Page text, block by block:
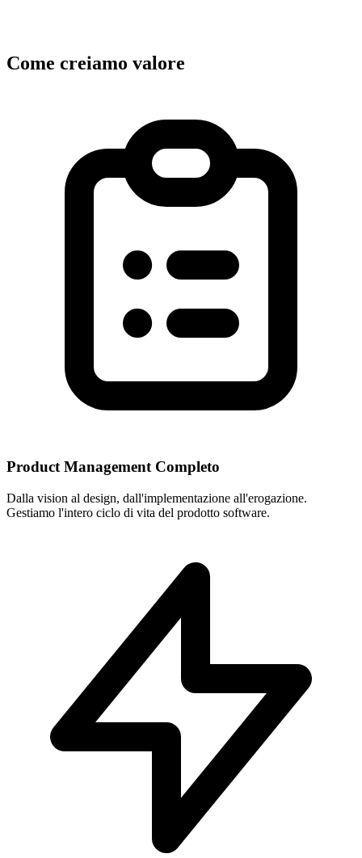
Come creiamo valore
Product Management Completo
Dalla vision al design, dall'implementazione all'erogazione.
Gestiamo l'intero ciclo di vita del prodotto software.